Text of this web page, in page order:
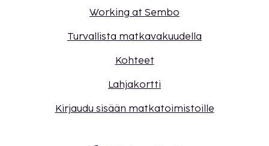
Vain sisäänkirjautuneet asiakkaat saavat
Kaikki maksut voidaan maksaa käteisettömillä
uloskirjautuminen ovat saatavilla.
Working at Sembo
Turvallista matkavakuudella
Kohteet
Lahjakortti
Kirjaudu sisään matkatoimistoille